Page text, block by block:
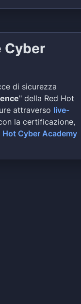
Cyber
di sicurezza
" della Red Hot
attraverso live-
la certificazione,
Hot Cyber Academy